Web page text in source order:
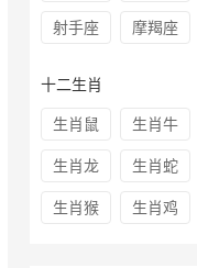
射手座 摩羯座
十二生肖
生肖鼠 生肖牛
生肖龙 生肖蛇
生肖猴 生肖鸡